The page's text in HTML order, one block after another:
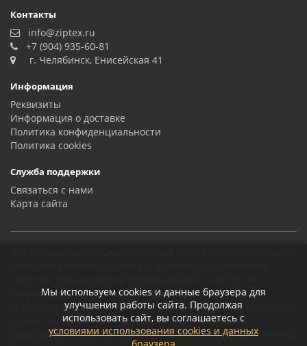
Мы используем cookies и данные браузера для
улучшения работы сайта. Продолжая
использовать сайт, вы соглашаетесь с
условиями использования cookies и данных
Контакты
info@ziptex.ru
+7 (904) 935-60-81
г. Челябинск, Енисейская 41
Информация
Реквизиты
Информация о доставке
Политика конфиденциальности
Политика сookies
Служба поддержки
Связаться с нами
Карта сайта
Информация о технических характеристиках товаров,
указанная на сайте, может быть изменена производителем
в одностороннем порядке. Изображения товаров,
представленных на сайте, могут отличаться от оригиналов.